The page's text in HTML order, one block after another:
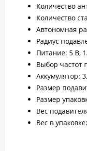
Количество
Количество
Автономная
Радиус
Питание: 5 В,
Выбор частот
Аккумулятор:
Размер
Размер
Вес
Вес в